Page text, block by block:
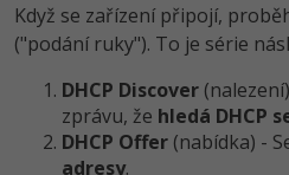
Když se zařízení připojí,
("podání ruky"). To je série
DHCP Discover
zprávu, že hledá DHCP
DHCP Offer (nabídka) -
adresy.